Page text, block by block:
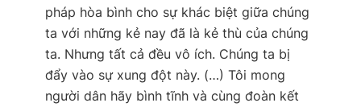
pháp hòa bình cho sự khác biệt giữa chúng
ta với những kẻ nay đã là kẻ thù của chúng
ta. Nhưng tất cả đều vô ích. Chúng ta bị
đẩy vào sự xung đột này. (…) Tôi mong
người dân hãy bình tĩnh và cùng đoàn kết